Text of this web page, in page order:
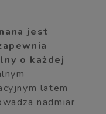
jest
o każdej
latem
nadmiar